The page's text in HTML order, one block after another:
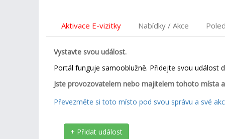
Aktivace E-vizitky Nabídky / Akce
Vystavte svou událost.
Portál funguje samooblužně. Přidejte svou událost
Jste provozovatelem nebo majitelem tohoto místa
Převezměte si toto místo pod svou správu a své
+ Přidat událost